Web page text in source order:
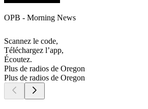
OPB - Morning News
Scannez le code,
Téléchargez l’app,
Écoutez.
Plus de radios de Oregon
Plus de radios de Oregon